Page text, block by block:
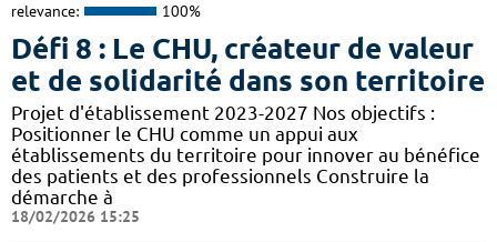
relevance: 100%
Défi 8 : Le CHU, créateur de valeur
et de solidarité dans son territoire
Projet d'établissement 2023-2027 Nos objectifs :
Positionner le CHU comme un appui aux
établissements du territoire pour innover au bénéfice
des patients et des professionnels Construire la
démarche à
18/02/2026 15:25